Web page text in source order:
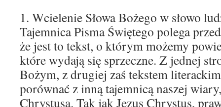
1. Wcielenie Słowa Bożego w słowo
Tajemnica Pisma Świętego polega
że jest to tekst, o którym możemy
które wydają się sprzeczne. Z jednej
Bożym, z drugiej zaś tekstem
porównać z inną tajemnicą naszej
Chrystusa. Tak jak Jezus Chrystus,